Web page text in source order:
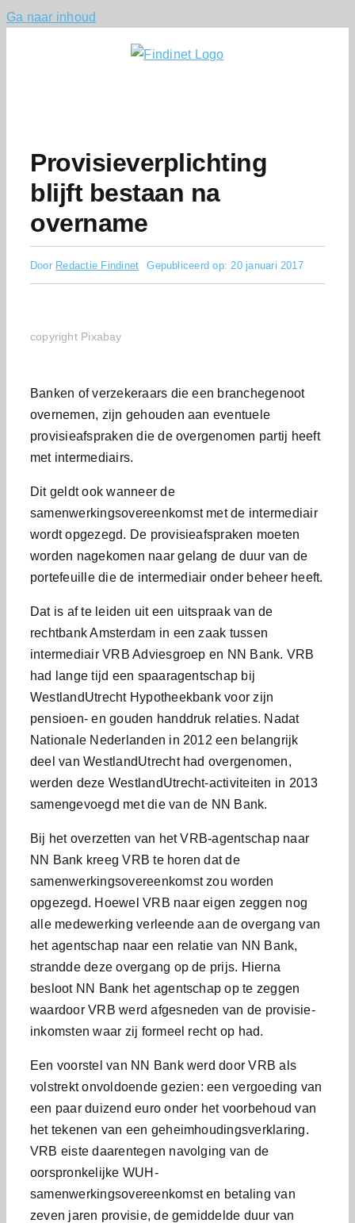
Ga naar inhoud
Provisieverplichting
blijft bestaan na
overname
Door Redactie Findinet Gepubliceerd op: 20 januari 2017
copyright Pixabay
Banken of verzekeraars die een branchegenoot
overnemen, zijn gehouden aan eventuele
provisieafspraken die de overgenomen partij heeft
met intermediairs.
Dit geldt ook wanneer de
samenwerkingsovereenkomst met de intermediair
wordt opgezegd. De provisieafspraken moeten
worden nagekomen naar gelang de duur van de
portefeuille die de intermediair onder beheer heeft.
Dat is af te leiden uit een uitspraak van de
rechtbank Amsterdam in een zaak tussen
intermediair VRB Adviesgroep en NN Bank. VRB
had lange tijd een spaaragentschap bij
WestlandUtrecht Hypotheekbank voor zijn
pensioen- en gouden handdruk relaties. Nadat
Nationale Nederlanden in 2012 een belangrijk
deel van WestlandUtrecht had overgenomen,
werden deze WestlandUtrecht-activiteiten in 2013
samengevoegd met die van de NN Bank.
Bij het overzetten van het VRB-agentschap naar
NN Bank kreeg VRB te horen dat de
samenwerkingsovereenkomst zou worden
opgezegd. Hoewel VRB naar eigen zeggen nog
alle medewerking verleende aan de overgang van
het agentschap naar een relatie van NN Bank,
strandde deze overgang op de prijs. Hierna
besloot NN Bank het agentschap op te zeggen
waardoor VRB werd afgesneden van de provisie-
inkomsten waar zij formeel recht op had.
Een voorstel van NN Bank werd door VRB als
volstrekt onvoldoende gezien: een vergoeding van
een paar duizend euro onder het voorbehoud van
het tekenen van een geheimhoudingsverklaring.
VRB eiste daarentegen navolging van de
oorspronkelijke WUH-
samenwerkingsovereenkomst en betaling van
zeven jaren provisie, de gemiddelde duur van